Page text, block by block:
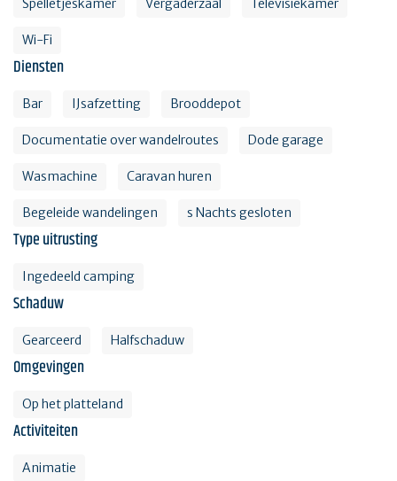
Spelletjeskamer Vergaderzaal Televisiekamer
Wi-Fi
Diensten
Bar IJsafzetting Brooddepot
Documentatie over wandelroutes Dode garage
Wasmachine Caravan huren
Begeleide wandelingen s Nachts gesloten
Type uitrusting
Ingedeeld camping
Schaduw
Gearceerd Halfschaduw
Omgevingen
Op het platteland
Activiteiten
Animatie